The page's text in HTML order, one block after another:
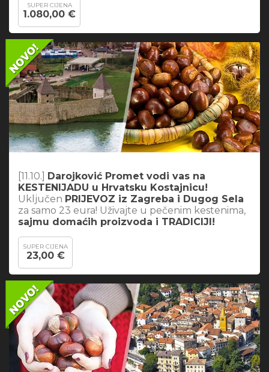
SUPER CIJENA
1.080,00 €
[11.10.] Darojković Promet vodi vas na
KESTENIJADU u Hrvatsku Kostajnicu!
Uključen PRIJEVOZ iz Zagreba i Dugog Sela
za samo 23 eura! Uživajte u pečenim kestenima,
sajmu domaćih proizvoda i TRADICIJI!
SUPER CIJENA
23,00 €